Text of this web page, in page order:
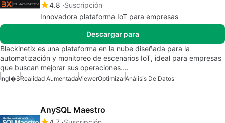
4.8 Suscripción
Innovadora plataforma IoT para empresas
Descargar para
Blackinetix es una plataforma en la nube diseñada para la
automatización y monitoreo de escenarios IoT, ideal para empresas
que buscan mejorar sus operaciones.…
Ingl�sRealidad AumentadaViewerOptimizarAnálisis De Datos
AnySQL Maestro